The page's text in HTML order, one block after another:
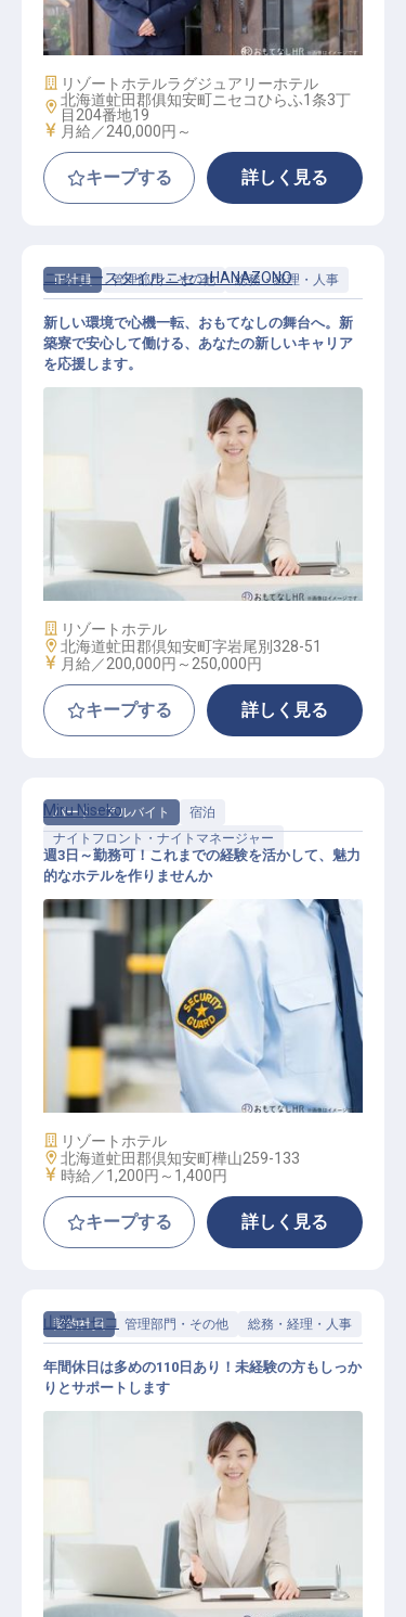
バトラー（執事）
施設業態
リゾートホテルラグジュアリーホテル
勤務地
北海道虻田郡俱知安町ニセコひらふ1条3丁
目204番地19
給与
月給／240,000円～
キープする 詳しく見る
正社員 管理部門・その他 総務・経理・人事
総務スタッフ
ニッコースタイルニセコHANAZONO
新しい環境で心機一転、おもてなしの舞台へ。新
築寮で安心して働ける、あなたの新しいキャリア
を応援します。
施設業態
リゾートホテル
勤務地
北海道虻田郡倶知安町字岩尾別328-51
給与
月給／200,000円～ 250,000円
キープする 詳しく見る
パート・アルバイト
宿泊
ナイトフロント・ナイトマネージャー
夜間予約・フロントスタッフ
Miru Niseko
週3日～勤務可！これまでの経験を活かして、魅力
的なホテルを作りませんか
施設業態
リゾートホテル
勤務地
北海道虻田郡倶知安町樺山259-133
給与
時給／1,200円～ 1,400円
キープする 詳しく見る
契約社員 管理部門・その他 総務・経理・人事
HR officer
山翠ニセコ
年間休日は多めの110日あり！未経験の方もしっか
りとサポートします